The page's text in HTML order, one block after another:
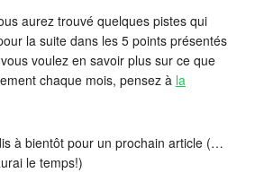
aurez trouvé quelques pistes qui
la suite dans les 5 points présentés
voulez en savoir plus sur ce que
chaque mois, pensez à la
à bientôt pour un prochain article (…
le temps!)